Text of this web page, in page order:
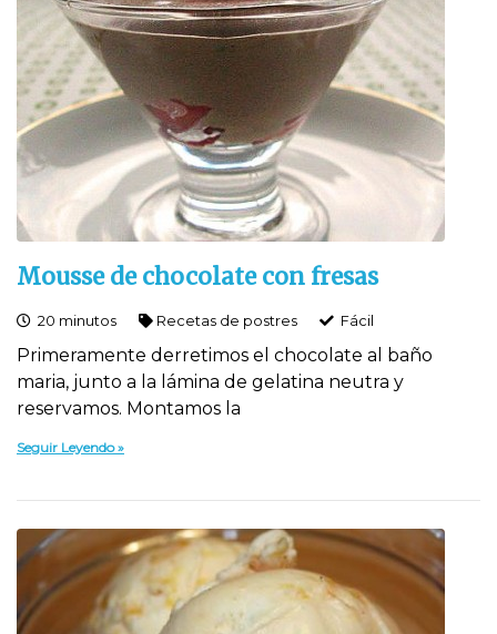
Mousse de chocolate con fresas
20 minutos Recetas de postres Fácil
Primeramente derretimos el chocolate al baño
maria, junto a la lámina de gelatina neutra y
reservamos. Montamos la
Seguir Leyendo